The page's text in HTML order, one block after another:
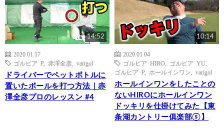
14:52
2020.01.17
ゴルピア P
赤澤全彦 varigol
ドライバーでペットボトルに
置いたボールを打つ方法｜赤
澤全彦プロのレッスン #4
10:14
2020.01.04
ゴルピア HIRO
ゴルピア YU
ゴルピア P
ホールインワン varigol
ホールインワンをしたことの
ないHIROにホールインワン
ドッキリを仕掛けてみた【東
条湖カントリー俱楽部⑤】